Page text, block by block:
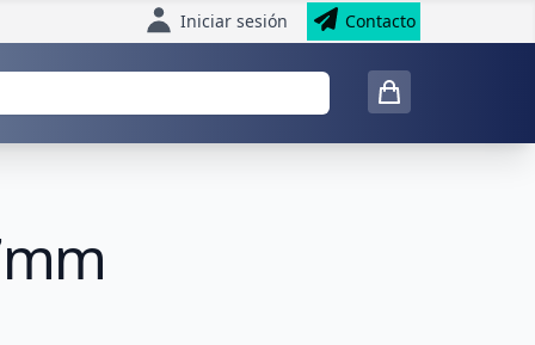
Iniciar sesión Contacto